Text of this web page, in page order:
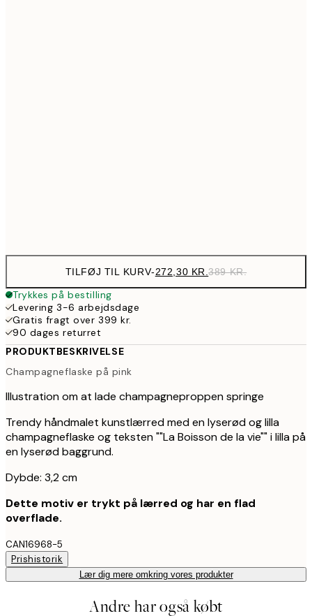
TILFØJ TIL KURV-272,30 KR.389 KR.
Trykkes på bestilling
Levering 3-6 arbejdsdage
Gratis fragt over 399 kr.
90 dages returret
PRODUKTBESKRIVELSE
Champagneflaske på pink
Illustration om at lade champagneproppen springe
Trendy håndmalet kunstlærred med en lyserød og lilla
champagneflaske og teksten ""La Boisson de la vie"" i lilla på
en lyserød baggrund.
Dybde: 3,2 cm
Dette motiv er trykt på lærred og har en flad
overflade.
CAN16968-5
Prishistorik
Lær dig mere omkring vores produkter
Andre har også købt